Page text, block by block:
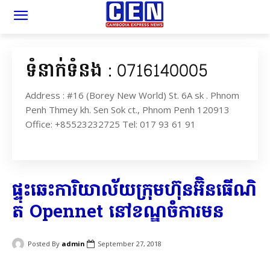
ទំនាក់ទំនង : 0716140005
Address : #16 (Borey New World) St. 6A sk . Phnom
Penh Thmey kh. Sen Sok ct., Phnom Penh 120913
Office: +85523232725 Tel: 017 93 61 91
​ផ្ទុះឆេះ​ការិយាល័យ​ក្រុមហ៊ុន​អ៊ិន​ធើ​ណិ​
ត Opennet នៅ​ខណ្ឌ​ចំការមន​
Posted By admin September 27, 2018